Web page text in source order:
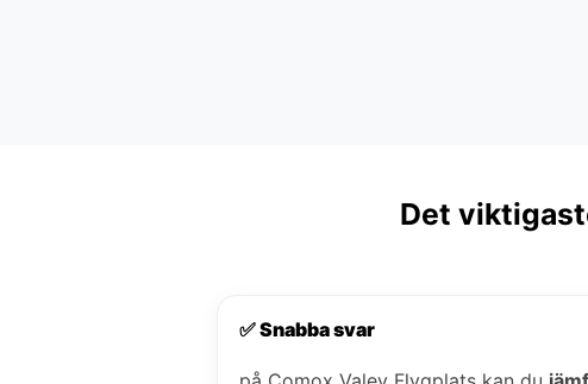
Det
✅ Snabba svar